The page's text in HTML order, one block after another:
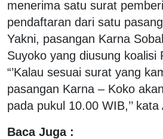
menerima satu surat
pendaftaran dari satu
Yakni, pasangan Karna
Suyoko yang diusung koalisi
“’Kalau sesuai surat yang
pasangan Karna – Koko
pada pukul 10.00 WIB,’’ kata
Baca Juga :